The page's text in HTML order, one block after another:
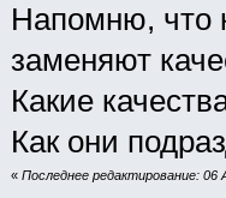
Напомню, что
заменяют
Какие
Как они
« Последнее редактирование: 06